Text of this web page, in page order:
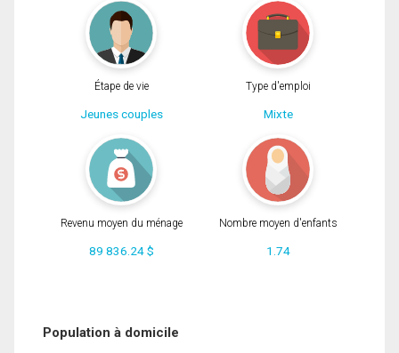
Étape de vie
Jeunes couples
Type d'emploi
Mixte
Revenu moyen du ménage
89 836.24 $
Nombre moyen d'enfants
1.74
Population à domicile